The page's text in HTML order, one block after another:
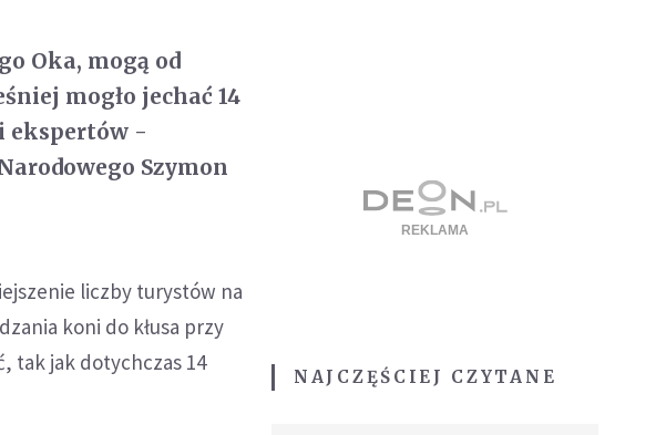
Oka, mogą od
mogło jechać 14
ekspertów -
Szymon
liczby turystów na
koni do kłusa przy
tak jak dotychczas 14
NAJCZĘŚCIEJ CZYTANE